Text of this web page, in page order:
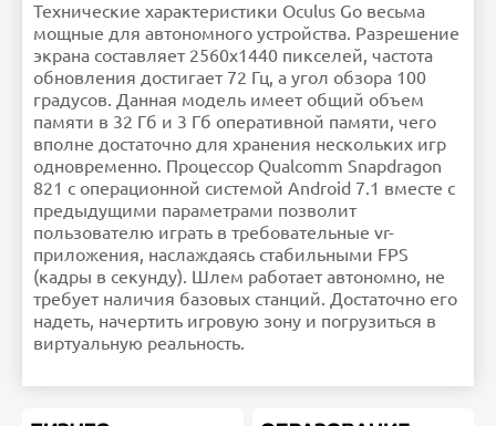
Технические характеристики Oculus Go весьма
мощные для автономного устройства. Разрешение
экрана составляет 2560х1440 пикселей, частота
обновления достигает 72 Гц, а угол обзора 100
градусов. Данная модель имеет общий объем
памяти в 32 Гб и 3 Гб оперативной памяти, чего
вполне достаточно для хранения нескольких игр
одновременно. Процессор Qualcomm Snapdragon
821 с операционной системой Android 7.1 вместе с
предыдущими параметрами позволит
пользователю играть в требовательные vr-
приложения, наслаждаясь стабильными FPS
(кадры в секунду). Шлем работает автономно, не
требует наличия базовых станций. Достаточно его
надеть, начертить игровую зону и погрузиться в
виртуальную реальность.